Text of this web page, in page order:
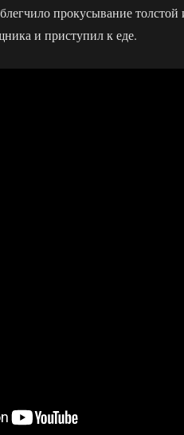
прокусывание
и приступил к еде.